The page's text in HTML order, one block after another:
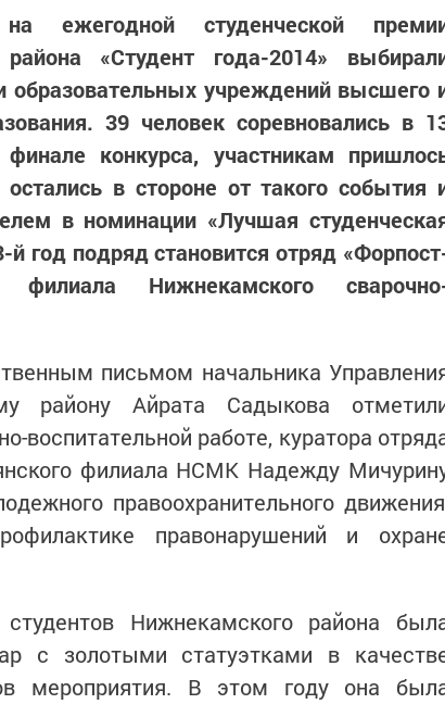
ежегодной студенческой
«Студент года-2014»
образовательных учреждений высшего
39 человек соревновались в
конкурса, участникам
в стороне от такого события
в номинации «Лучшая
год подряд становится отряд
филиала Нижнекамского
письмом начальника
району Айрата Садыкова
воспитательной работе, куратора
филиала НСМК Надежду
правоохранительного
правонарушений и
Нижнекамского района
с золотыми статуэтками в
мероприятия. В этом году она